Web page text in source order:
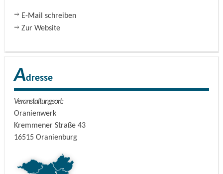
E-Mail schreiben
Zur Website
Adresse
Veranstaltungsort:
Oranienwerk
Kremmener Straße 43
16515 Oranienburg